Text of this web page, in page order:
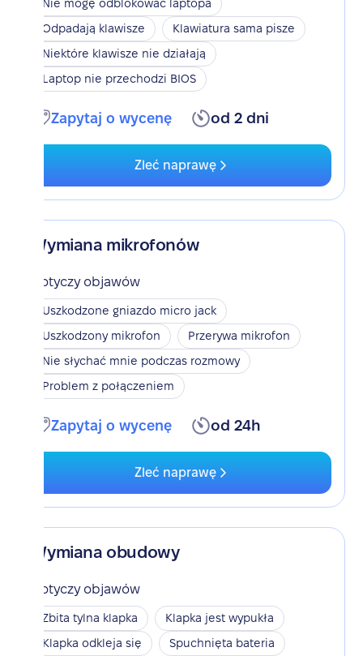
Nie mogę odblokować laptopa
Odpadają klawisze
Klawiatura sama pisze
Niektóre klawisze nie działają
Laptop nie przechodzi BIOS
Zapytaj o wycenę od 2 dni
Zleć naprawę
Wymiana mikrofonów
Dotyczy objawów
Uszkodzone gniazdo micro jack
Uszkodzony mikrofon
Przerywa mikrofon
Nie słychać mnie podczas rozmowy
Problem z połączeniem
Zapytaj o wycenę od 24h
Zleć naprawę
Wymiana obudowy
Dotyczy objawów
Zbita tylna klapka
Klapka jest wypukła
Klapka odkleja się
Spuchnięta bateria